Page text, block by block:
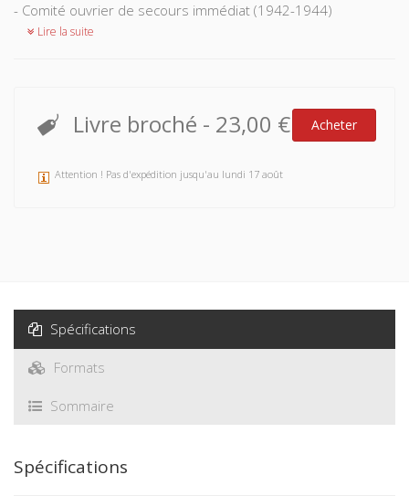
- Comité ouvrier de secours immédiat (1942-1944)
Lire la suite
Livre broché - 23,00 € Acheter
Attention ! Pas d'expédition jusqu'au lundi 17 août
Spécifications
Formats
Sommaire
Spécifications